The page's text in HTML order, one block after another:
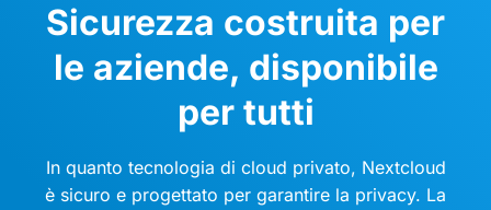
Sicurezza costruita per
le aziende, disponibile
per tutti
In quanto tecnologia di cloud privato, Nextcloud
è sicuro e progettato per garantire la privacy. La